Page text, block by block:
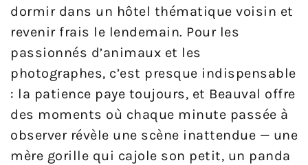
dormir dans un hôtel thématique voisin et
revenir frais le lendemain. Pour les
passionnés d’animaux et les
photographes, c’est presque indispensable
: la patience paye toujours, et Beauval offre
des moments où chaque minute passée à
observer révèle une scène inattendue — une
mère gorille qui cajole son petit, un panda